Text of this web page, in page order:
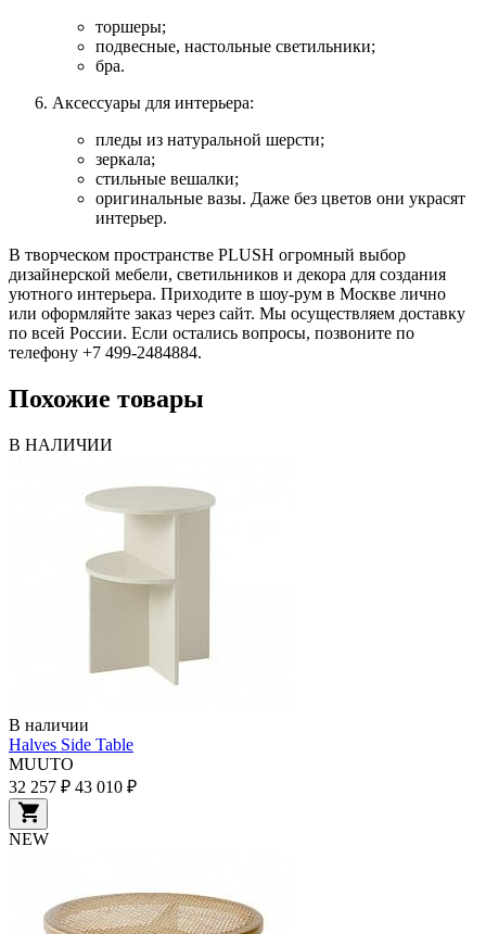
торшеры;
подвесные, настольные светильники;
бра.
Аксессуары для интерьера:
пледы из натуральной шерсти;
зеркала;
стильные вешалки;
оригинальные вазы. Даже без цветов они украсят
интерьер.
В творческом пространстве PLUSH огромный выбор
дизайнерской мебели, светильников и декора для создания
уютного интерьера. Приходите в шоу-рум в Москве лично
или оформляйте заказ через сайт. Мы осуществляем доставку
по всей России. Если остались вопросы, позвоните по
телефону +7 499-2484884.
Похожие товары
В НАЛИЧИИ
В наличии
Halves Side Table
MUUTO
32 257 ₽ 43 010 ₽
NEW